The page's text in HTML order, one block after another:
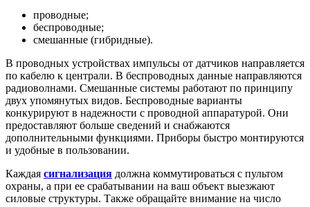
проводные;
беспроводные;
смешанные (гибридные).
В проводных устройствах импульсы от датчиков направляется
по кабелю к централи. В беспроводных данные направляются
радиоволнами. Смешанные системы работают по принципу
двух упомянутых видов. Беспроводные варианты
конкурируют в надежности с проводной аппаратурой. Они
предоставляют больше сведений и снабжаются
дополнительными функциями. Приборы быстро монтируются
и удобные в пользовании.
Каждая сигнализация должна коммутироваться с пультом
охраны, а при ее срабатывании на ваш объект выезжают
силовые структуры. Также обращайте внимание на число